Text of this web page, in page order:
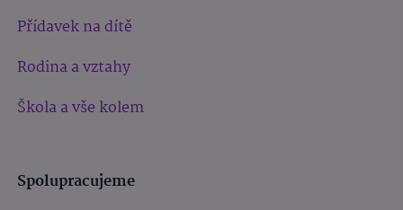
Přídavek na dítě
Rodina a vztahy
Škola a vše kolem
Spolupracujeme